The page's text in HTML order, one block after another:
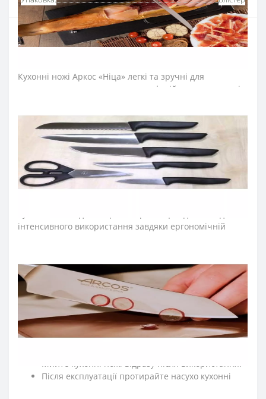
Ніж для хамону 240 мм серії «Ніца» Аркос за рахунок
Кухонні ножі Аркос «Ніца» легкі та зручні для
щоденного використання на професійних та домашніх
Лезо ножа для хамону виготовили з ексклюзивної
нержавіючої сталі NITRUM, що має надвисоку ріжучу
здатність, підвищену твердість та корозостійкість. У
результаті лезо ножаarcosдовго не затуплюється, не
ржавіє, тому виріб має довгий термін служби,
забезпечуючи економічну ефективність інвентарю.
інтенсивного використання завдяки ергономічній
тривалої роботи. Рукоятку виготовили з
антиковзкого поліпропілену, що стійкий до кислот,
хлору, миючих засобів та високих температур.
ЧАСТІ ПИТАННЯ ПРО КУХОННІ НОЖІ ARCOS СЕРІЇ
NIZA ?
Після експлуатації протирайте насухо кухонні